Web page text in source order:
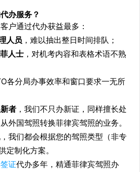
办服务？
户通过代办获益最多：
人员 ，难以抽出整日时间排队；
人士 ，对机考内容和表格术语不熟
各分局办事效率和窗口要求一无所
者 ，我们不只办新证，同样擅长处
外国驾照转换菲律宾驾照的业务。
我们都会根据您的驾照类型（非专
定制化方案。
证代办多年，精通菲律宾驾照办